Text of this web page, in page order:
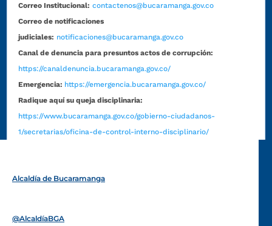
Correo Institucional: contactenos@bucaramanga.gov.co
Correo de notificaciones
judiciales: notificaciones@bucaramanga.gov.co
Canal de denuncia para presuntos actos de corrupción:
https://canaldenuncia.bucaramanga.gov.co/
Emergencia: https://emergencia.bucaramanga.gov.co/
Radique aquí su queja disciplinaria:
https://www.bucaramanga.gov.co/gobierno-ciudadanos-
1/secretarias/oficina-de-control-interno-disciplinario/
Alcaldía de Bucaramanga
@AlcaldíaBGA